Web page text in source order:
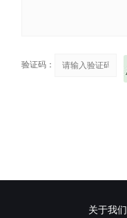
验证码：
关于我们